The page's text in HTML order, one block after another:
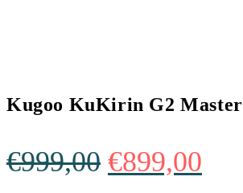
Kugoo KuKirin G2 Master
€999,00 Original
€899,00